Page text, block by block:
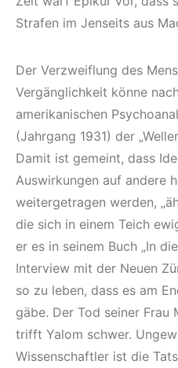
Strafen im Jenseits aus
Der Verzweiflung des
Vergänglichkeit könne
amerikanischen
(Jahrgang 1931) der
Damit ist gemeint, dass
Auswirkungen auf andere
weiterge­tragen werden,
die sich in einem Teich
er es in seinem Buch „In
Interview mit der Neuen
so zu leben, dass es am
gäbe. Der Tod seiner Frau
trifft Yalom schwer.
Wissenschaftler ist die